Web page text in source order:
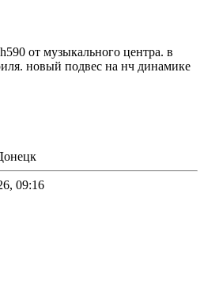
от музыкального центра. в
новый подвес на нч динамике
09:16